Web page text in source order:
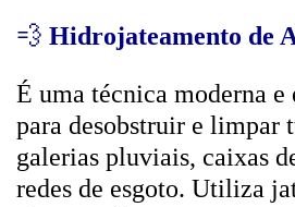
💨 Hidrojateamento de
É uma técnica moderna e
para desobstruir e limpar
galerias pluviais, caixas
redes de esgoto. Utiliza